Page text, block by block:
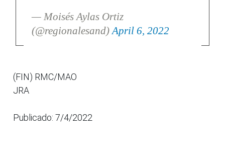
— Moisés Aylas Ortiz
(@regionalesand)April 6, 2022
(FIN) RMC/MAO
JRA
Publicado: 7/4/2022